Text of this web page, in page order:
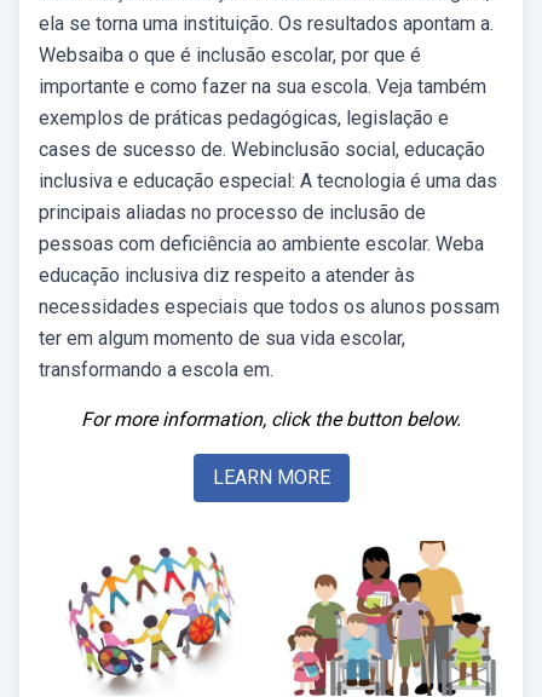
ela se torna uma instituição. Os resultados apontam a.
Websaiba o que é inclusão escolar, por que é
importante e como fazer na sua escola. Veja também
exemplos de práticas pedagógicas, legislação e
cases de sucesso de. Webinclusão social, educação
inclusiva e educação especial: A tecnologia é uma das
principais aliadas no processo de inclusão de
pessoas com deficiência ao ambiente escolar. Weba
educação inclusiva diz respeito a atender às
necessidades especiais que todos os alunos possam
ter em algum momento de sua vida escolar,
transformando a escola em.
For more information, click the button below.
LEARN MORE